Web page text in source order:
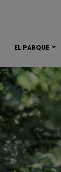
EL PARQUE